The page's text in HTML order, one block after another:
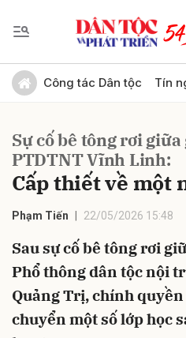
Công tác Dân tộc Tín
Sự cố bê tông rơi
PTDTNT Vĩnh Linh:
Cấp thiết về một
Phạm Tiến 22/05/2026 15:48
Sau sự cố bê tông rơi
Phổ thông dân tộc nội
Quảng Trị, chính
chuyển một số lớp học
Gửi bình luận